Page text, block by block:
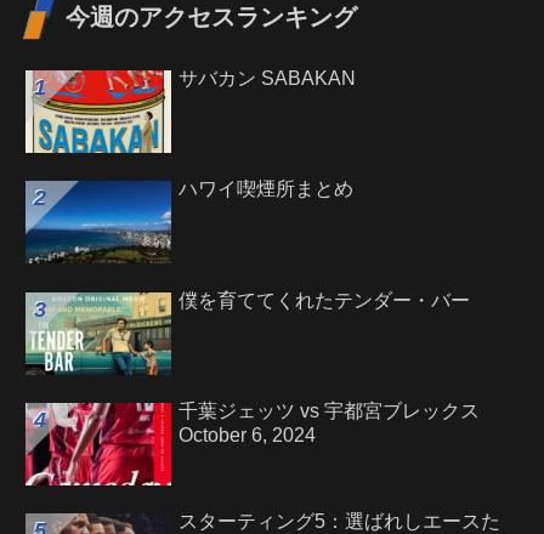
今週のアクセスランキング
サバカン SABAKAN
ハワイ喫煙所まとめ
僕を育ててくれたテンダー・バー
千葉ジェッツ vs 宇都宮ブレックス
October 6, 2024
スターティング5：選ばれしエースた